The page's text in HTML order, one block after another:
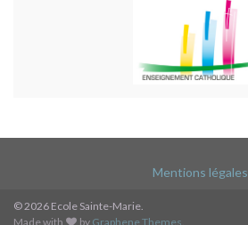
Mentions légales
© 2026 Ecole Sainte-Marie.
Made with
by Graphene Themes